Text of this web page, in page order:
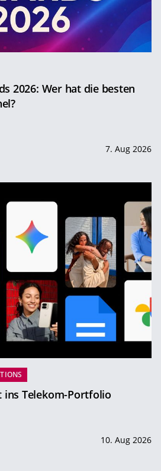
2026: Wer hat die besten
7. Aug 2026
ins Telekom-Portfolio
10. Aug 2026